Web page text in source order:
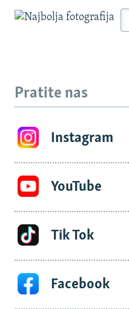
Pratite nas
Instagram
YouTube
Tik Tok
Facebook